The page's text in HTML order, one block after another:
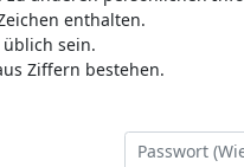
enthalten.
sein.
Ziffern bestehen.